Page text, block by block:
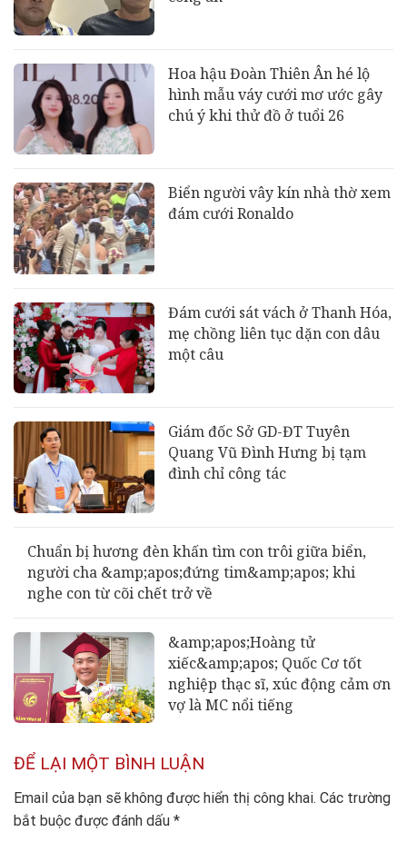
Hoa hậu Đoàn Thiên Ân hé lộ
hình mẫu váy cưới mơ ước gây
chú ý khi thử đồ ở tuổi 26
Biển người vây kín nhà thờ xem
đám cưới Ronaldo
Đám cưới sát vách ở Thanh Hóa,
mẹ chồng liên tục dặn con dâu
một câu
Giám đốc Sở GD-ĐT Tuyên
Quang Vũ Đình Hưng bị tạm
đình chỉ công tác
Chuẩn bị hương đèn khấn tìm con trôi giữa biển,
người cha &amp;apos;đứng tim&amp;apos; khi
nghe con từ cõi chết trở về
&amp;apos;Hoàng tử
xiếc&amp;apos; Quốc Cơ tốt
nghiệp thạc sĩ, xúc động cảm ơn
vợ là MC nổi tiếng
ĐỂ LẠI MỘT BÌNH LUẬN
Email của bạn sẽ không được hiển thị công khai. Các trường
bắt buộc được đánh dấu *